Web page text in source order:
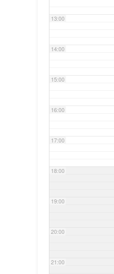
13:00
14:00
15:00
16:00
17:00
18:00
19:00
20:00
21:00